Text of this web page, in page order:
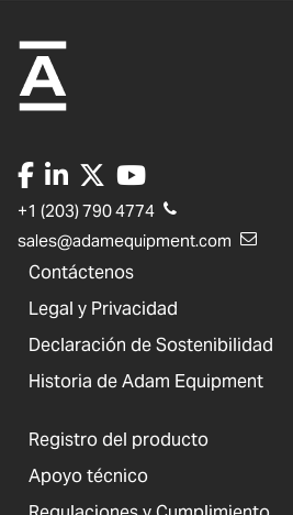
+1 (203) 790 4774
sales@adamequipment.com
Contáctenos
Legal y Privacidad
Declaración de Sostenibilidad
Historia de Adam Equipment
Registro del producto
Apoyo técnico